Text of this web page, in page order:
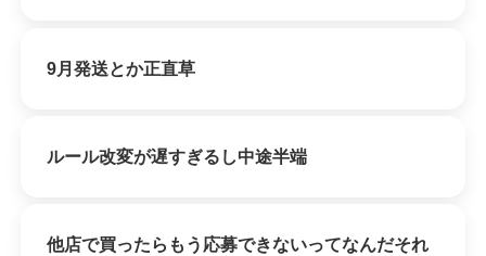
9月発送とか正直草
ルール改変が遅すぎるし中途半端
他店で買ったらもう応募できないってなんだそれ